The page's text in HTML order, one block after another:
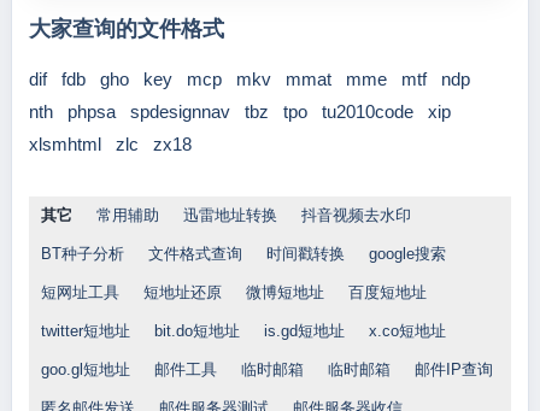
大家查询的文件格式
dif fdb gho key mcp mkv mmat mme mtf
ndp
nth
phpsa spdesignnav tbz tpo tu2010code
xip
xlsmhtml
zlc zx18
其它 常用辅助 迅雷地址转换 抖音视频去水印
BT种子分析 文件格式查询 时间戳转换 google搜索
短网址工具 短地址还原 微博短地址 百度短地址
twitter短地址 bit.do短地址 is.gd短地址 x.co短地址
goo.gl短地址 邮件工具 临时邮箱 临时邮箱 邮件IP查询